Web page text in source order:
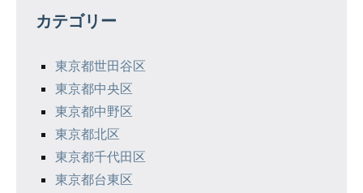
ー
カテゴリー
東京都世田谷区
東京都中央区
東京都中野区
東京都北区
東京都千代田区
東京都台東区